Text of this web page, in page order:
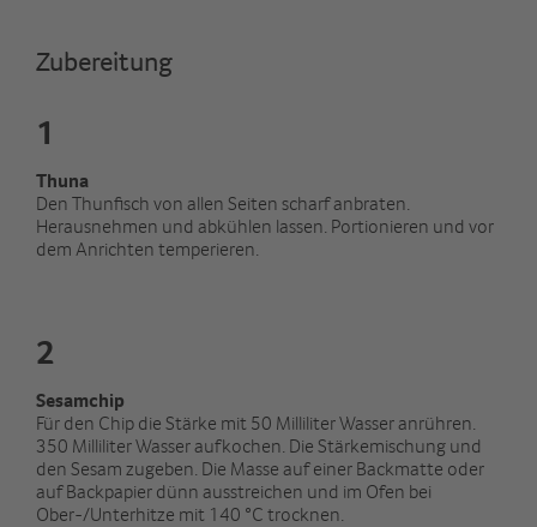
Zubereitung
1
Thuna
Den Thunfisch von allen Seiten scharf anbraten.
Herausnehmen und abkühlen lassen. Portionieren und vor
dem Anrichten temperieren.
2
Sesamchip
Für den Chip die Stärke mit 50 Milliliter Wasser anrühren.
350 Milliliter Wasser aufkochen. Die Stärkemischung und
den Sesam zugeben. Die Masse auf einer Backmatte oder
auf Backpapier dünn ausstreichen und im Ofen bei
Ober-/Unterhitze mit 140 °C trocknen.